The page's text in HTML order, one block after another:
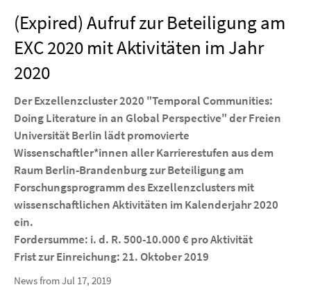
(Expired) Aufruf zur Beteiligung am
EXC 2020 mit Aktivitäten im Jahr
2020
Der Exzellenzcluster 2020 "Temporal Communities:
Doing Literature in an Global Perspective" der Freien
Universität Berlin lädtpromovierte
Wissenschaftler*innen aller Karrierestufen aus dem
Raum Berlin-Brandenburgzur Beteiligung am
Forschungsprogramm des Exzellenzclusters mit
wissenschaftlichen Aktivitäten im Kalenderjahr 2020
ein.
Fordersumme: i. d. R. 500-10.000 € pro Aktivität
Frist zur Einreichung:21. Oktober 2019
News from Jul 17, 2019